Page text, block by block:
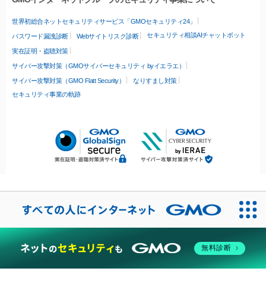
世界初総合ネットセキュリティサービス「GMOセキュリティ24」
パスワード漏洩診断 Webサイトリスク診断 セキュリティ相談AIチャットボット
実在証明・盗聴対策
サイバー攻撃対策（GMOサイバーセキュリティ byイエラエ）
サイバー攻撃対策（GMO Flatt Security）
なりすまし対策
セキュリティ事業の軌跡
無料診断